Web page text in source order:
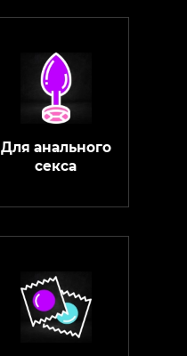
Для анального
секса